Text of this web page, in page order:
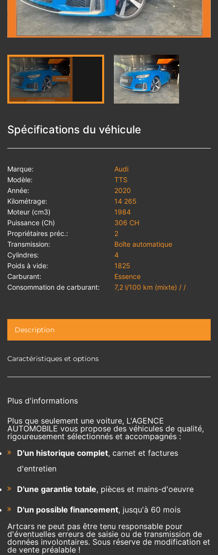
Spécifications du véhicule
Marque:
Audi
Modèle:
TTS
Année:
2020
Kilométrage:
14 265
Moteur (cm3)
1984
Puissance (Ch)
306 CH
Propriétaires préc.:
2
Transmission:
Boîte automatique
Cylindres:
4
Poids à vide:
1825
Carburant:
Essence
Consommation de carburant:
7,2 l/100 km (mixte) / /
Description
Caractéristiques et options
Plus d'informations
Plus que seulement une voiture, L'AGENCE
AUTOMOBILE vous propose des véhicules de qualité,
rigoureusement sélectionnés et accompagnés :
D'un historique complet, carnet et factures
d'entretien
D'une garantie totale, pièces et mains-d'oeuvre
D'un possible financement, jusqu'à 60 mois
Artcars ne peut pas être tenu responsable pour
d'éventuelles erreurs de saisie ou de transmission de
données involontaires. Sous réserve de modification et
de vente préalable !